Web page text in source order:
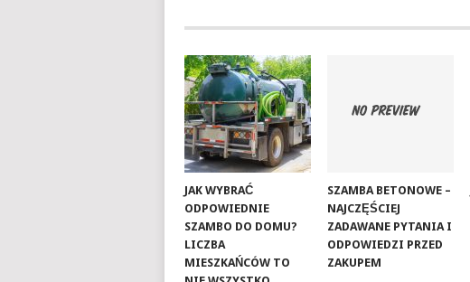
JAK WYBRAĆ
ODPOWIEDNIE
SZAMBO DO DOMU?
LICZBA
MIESZKAŃCÓW TO
SZAMBA BETONOWE –
NAJCZĘŚCIEJ
ZADAWANE PYTANIA I
ODPOWIEDZI PRZED
ZAKUPEM